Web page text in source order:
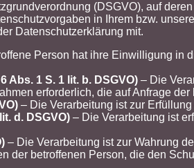
(DSGVO), auf
in Ihrem bzw.
Datenschutzerklärung mit.
Person hat ihre Einwilligung in
1 S. 1 lit. b. DSGVO) – Die
erforderlich, die auf Anfrage
– Die Verarbeitung ist zur
d. DSGVO) – Die Verarbeitung ist
– Die Verarbeitung ist zur Wahrung
der betroffenen Person, die den